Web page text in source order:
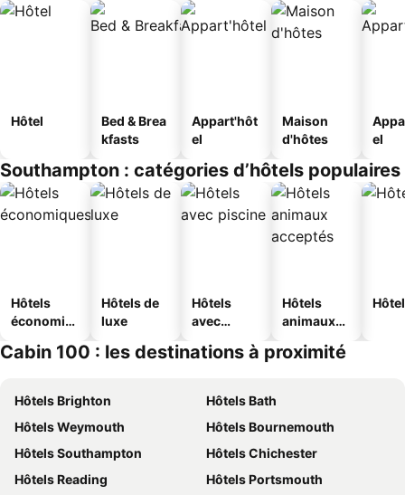
Hôtel
Bed & Brea
kfasts
Appart'hôt
el
Maison
d'hôtes
el
Southampton : catégories d’hôtels populaires
Hôtels
économiq
Hôtels de
luxe
Hôtels
avec
Hôtels
animaux
Cabin 100 : les destinations à proximité
Hôtels Brighton
Hôtels Bath
Hôtels Weymouth
Hôtels Bournemouth
Hôtels Southampton
Hôtels Chichester
Hôtels Reading
Hôtels Portsmouth